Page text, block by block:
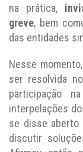
na prática,
greve, bem
das entidades
Nesse
ser resolvida
participação
interpelações
se disse aberto
discutir